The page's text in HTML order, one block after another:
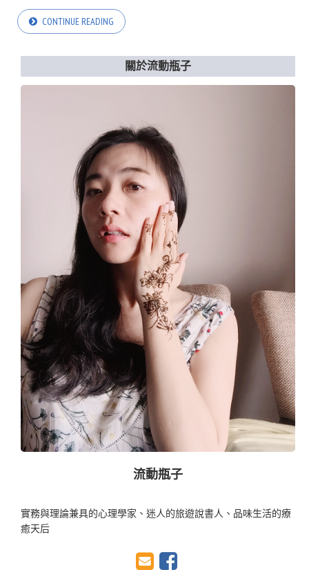
CONTINUE READING
關於流動瓶子
流動瓶子
實務與理論兼具的心理學家、迷人的旅遊說書人、品味生活的療
癒天后